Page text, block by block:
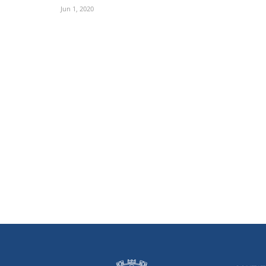
Jun 1, 2020